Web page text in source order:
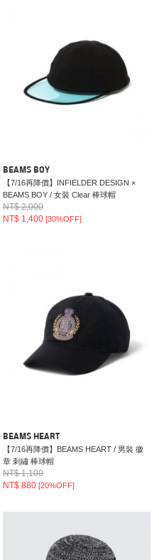
BEAMS BOY
【7/16再降價】INFIELDER DESIGN ×
BEAMS BOY / 女裝 Clear 棒球帽
NT$ 2,000
NT$ 1,400[30%OFF]
BEAMS HEART
【7/16再降價】BEAMS HEART / 男裝 徽
章 刺繡 棒球帽
NT$ 1,100
NT$ 880[20%OFF]